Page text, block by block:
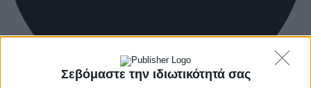
Σεβόμαστε την ιδιωτικότητά σας